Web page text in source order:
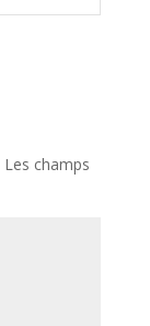
Les champs